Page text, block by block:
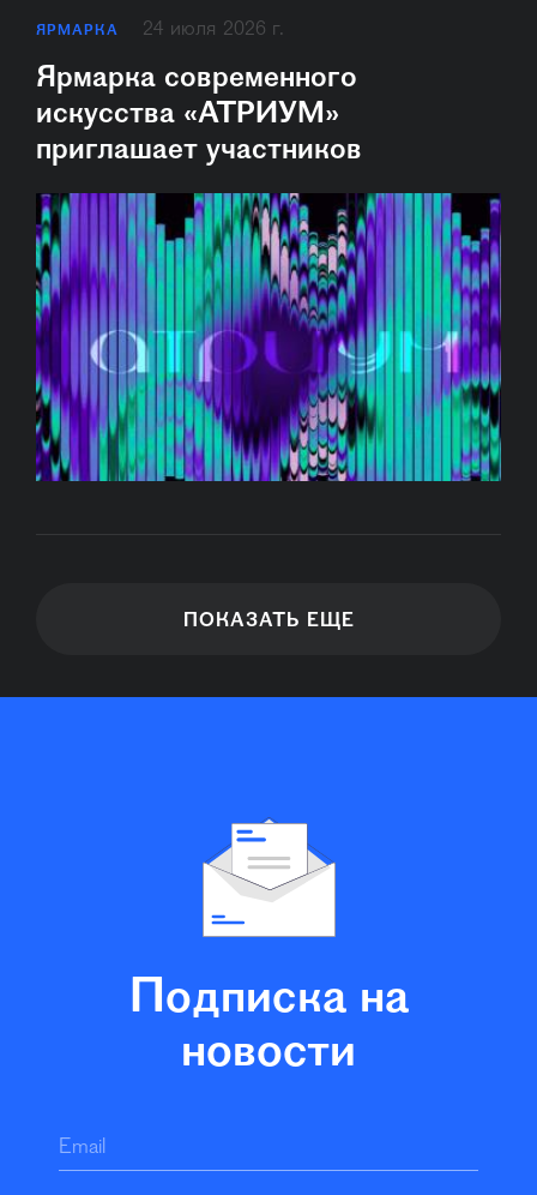
ЯРМАРКА 24 июля 2026 г.
Ярмарка современного
искусства «АТРИУМ»
приглашает участников
ПОКАЗАТЬ ЕЩЕ
Подписка на
новости
Email